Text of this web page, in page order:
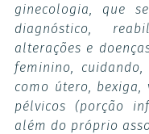
ginecologia, que
diagnóstico,
alterações e
feminino,
como útero,
pélvicos (porção
além do próprio